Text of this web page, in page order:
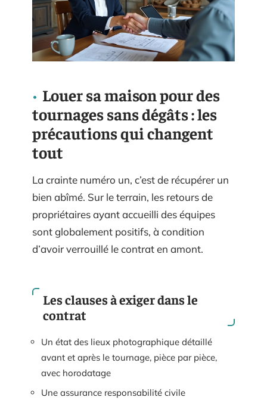
Louer sa maison pour des
tournages sans dégâts : les
précautions qui changent
tout
La crainte numéro un, c’est de récupérer un
bien abîmé. Sur le terrain, les retours de
propriétaires ayant accueilli des équipes
sont globalement positifs, à condition
d’avoir verrouillé le contrat en amont.
Les clauses à exiger dans le
contrat
Un état des lieux photographique détaillé
avant et après le tournage, pièce par pièce,
avec horodatage
Une assurance responsabilité civile